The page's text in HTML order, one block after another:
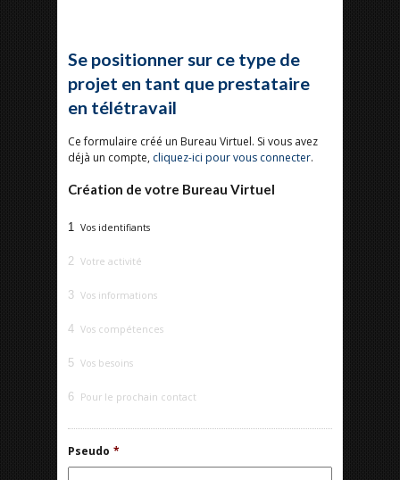
Se positionner sur ce type de
projet en tant que prestataire
en télétravail
Ce formulaire créé un Bureau Virtuel. Si vous avez
déjà un compte, cliquez-ici pour vous connecter.
Création de votre Bureau Virtuel
1 Vos identifiants
2 Votre activité
3 Vos informations
4 Vos compétences
5 Vos besoins
6 Pour le prochain contact
Pseudo *